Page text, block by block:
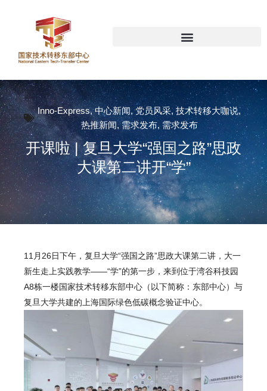
Inno-Express,中心新闻,党员风采, 技术转移大咖说,
热推新闻,需求发布, 需求发布
开课啦 | 复旦大学“强国之路”思政
大课第二讲开“学”
11月26日下午，复旦大学“强国之路”思政大课第二讲，大一
新生走上实践教学——“学”的第一步，来到位于湾谷科技园
A8栋一楼国家技术转移东部中心（以下简称：东部中心）与
复旦大学共建的上海国际绿色低碳概念验证中心。